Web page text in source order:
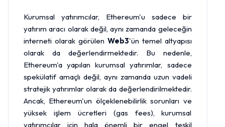
Kurumsal yatırımcılar, Ethereum'u sadece bir
yatırım aracı olarak değil, aynı zamanda geleceğin
interneti olarak görülen Web3'ün temel altyapısı
olarak da değerlendirmektedir. Bu nedenle,
Ethereum'a yapılan kurumsal yatırımlar, sadece
spekülatif amaçlı değil, aynı zamanda uzun vadeli
stratejik yatırımlar olarak da değerlendirilmektedir.
Ancak, Ethereum'un ölçeklenebilirlik sorunları ve
yüksek işlem ücretleri (gas fees), kurumsal
yatırımcılar için hala önemli bir engel teşkil